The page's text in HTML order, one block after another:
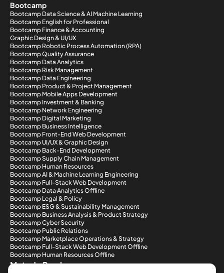
Bootcamp
Bootcamp Data Science & AI Machine Learning
Bootcamp English for Professional
Bootcamp Finance & Accounting
Graphic Design & UI/UX
Bootcamp Robotic Process Automation (RPA)
Bootcamp Quality Assurance
Bootcamp Data Analytics
Bootcamp Risk Management
Bootcamp Data Engineering
Bootcamp Product & Project Management
Bootcamp Mobile Apps Development
Bootcamp Investment & Banking
Bootcamp Network Engineering
Bootcamp Digital Marketing
Bootcamp Business Intelligence
Bootcamp Front-End Web Development
Bootcamp UI/UX & Graphic Design
Bootcamp Back-End Development
Bootcamp Supply Chain Management
Bootcamp Human Resources
Bootcamp AI & Machine Learning Engineering
Bootcamp Full-Stack Web Development
Bootcamp Data Analytics Offline
Bootcamp Legal & Policy
Bootcamp ESG & Sustainability Management
Bootcamp Business Analysis & Product Strategy
Bootcamp Cyber Security
Bootcamp Public Relations
Bootcamp Marketplace Operations & Strategy
Bootcamp Full-Stack Web Development Offline
Bootcamp Human Resources Offline
Metode Pembayaran